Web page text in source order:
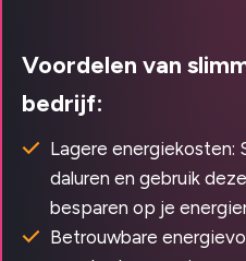
Voordelen van
bedrijf:
Lagere energiekosten:
daluren en gebruik
besparen op je
Betrouwbare